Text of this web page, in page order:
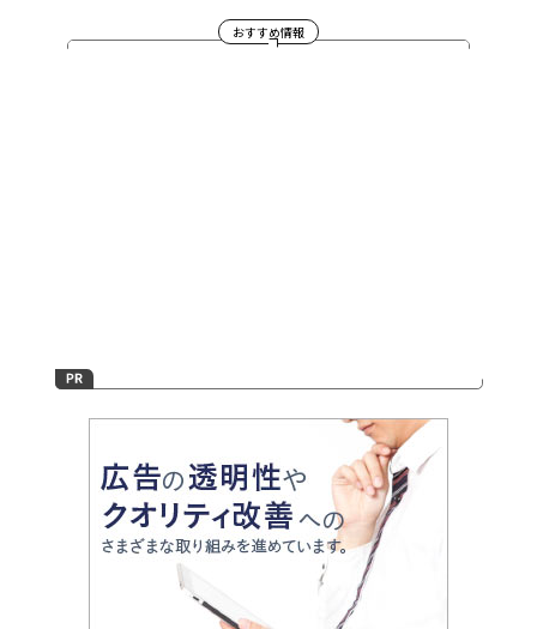
おすすめ情報